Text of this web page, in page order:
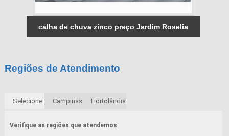
calha de chuva zinco preço Jardim Roselia
Regiões de Atendimento
Selecione: Campinas Hortolândia
Verifique as regiões que atendemos